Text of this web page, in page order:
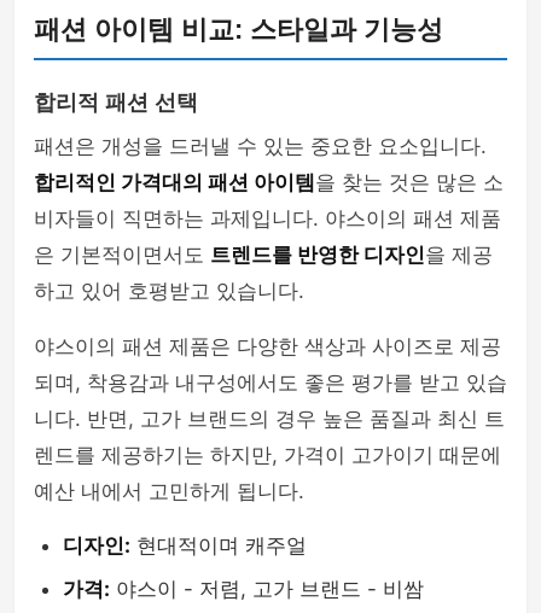
패션 아이템 비교: 스타일과 기능성
합리적 패션 선택
패션은 개성을 드러낼 수 있는 중요한 요소입니다.
합리적인 가격대의 패션 아이템 을 찾는 것은 많은 소
비자들이 직면하는 과제입니다. 야스이의 패션 제품
은 기본적이면서도 트렌드를 반영한 디자인을 제공
하고 있어 호평받고 있습니다.
야스이의 패션 제품은 다양한 색상과 사이즈로 제공
되며, 착용감과 내구성에서도 좋은 평가를 받고 있습
니다. 반면, 고가 브랜드의 경우 높은 품질과 최신 트
렌드를 제공하기는 하지만, 가격이 고가이기 때문에
예산 내에서 고민하게 됩니다.
디자인: 현대적이며 캐주얼
가격: 야스이 - 저렴, 고가 브랜드 - 비쌈